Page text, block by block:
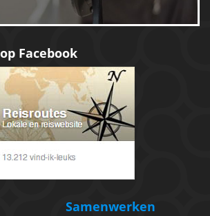
op Facebook
Samenwerken